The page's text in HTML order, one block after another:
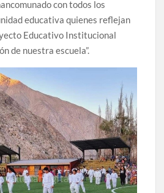
con todos los
educativa quienes reflejan
Educativo Institucional
de nuestra escuela”.